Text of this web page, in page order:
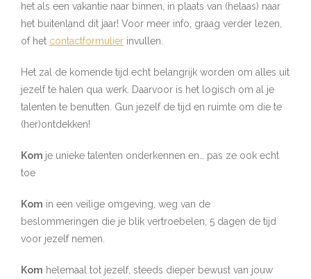
het als een vakantie naar binnen, in plaats van (helaas) naar
het buitenland dit jaar! Voor meer info, graag verder lezen,
of het contactformulier invullen.
Het zal de komende tijd echt belangrijk worden om alles uit
jezelf te halen qua werk. Daarvoor is het logisch om al je
talenten te benutten. Gun jezelf de tijd en ruimte om die te
(her)ontdekken!
Kom je unieke talenten onderkennen en… pas ze ook echt
toe
Kom in een veilige omgeving, weg van de
beslommeringen die je blik vertroebelen, 5 dagen de tijd
voor jezelf nemen.
Kom helemaal tot jezelf, steeds dieper bewust van jouw